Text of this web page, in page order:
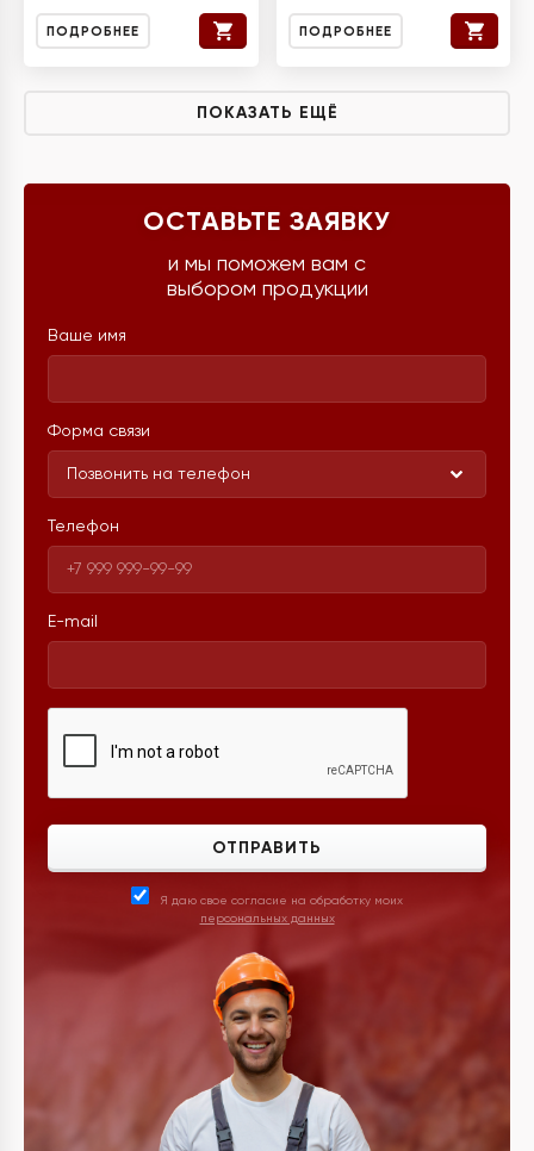
ПОДРОБНЕЕ ПОДРОБНЕЕ
ПОКАЗАТЬ ЕЩЁ
ОСТАВЬТЕ ЗАЯВКУ
и мы поможем вам с
выбором продукции
Ваше имя
Форма связи
Позвонить на телефон
Телефон
E-mail
ОТПРАВИТЬ
Я даю свое согласие на обработку моих
персональных данных